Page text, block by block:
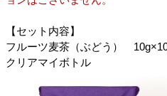
【セット内容】
フルーツ麦茶（ぶどう）
クリアマイボトル